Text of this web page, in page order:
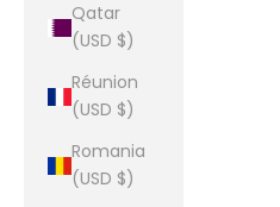
Qatar
(USD $)
Réunion
(USD $)
Romania
(USD $)